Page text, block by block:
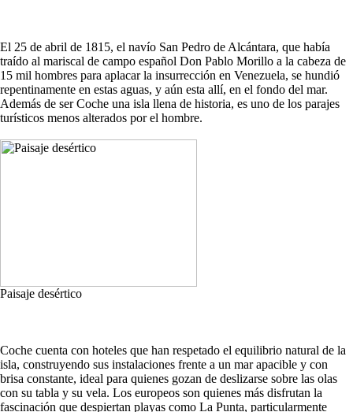
El 25 de abril de 1815, el navío San Pedro de Alcántara, que había
traído al mariscal de campo español Don Pablo Morillo a la cabeza de
15 mil hombres para aplacar la insurrección en Venezuela, se hundió
repentinamente en estas aguas, y aún esta allí, en el fondo del mar.
Además de ser Coche una isla llena de historia, es uno de los parajes
turísticos menos alterados por el hombre.
Paisaje desértico
Coche cuenta con hoteles que han respetado el equilibrio natural de la
isla, construyendo sus instalaciones frente a un mar apacible y con
brisa constante, ideal para quienes gozan de deslizarse sobre las olas
con su tabla y su vela. Los europeos son quienes más disfrutan la
fascinación que despiertan playas como La Punta, particularmente